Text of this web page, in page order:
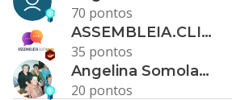
70 pontos
ASSEMBLEIA.CLICK
35 pontos
Angelina Somolanji R. Oliveira
20 pontos